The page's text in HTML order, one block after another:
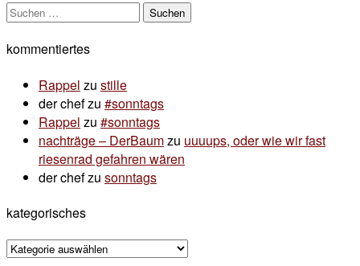
Suchen
kommentiertes
Rappel zu stille
der chefzu #sonntags
Rappel zu #sonntags
nachträge – DerBaumzu uuuups, oder wie wir fast
riesenrad gefahren wären
der chefzu sonntags
kategorisches
kategorisches